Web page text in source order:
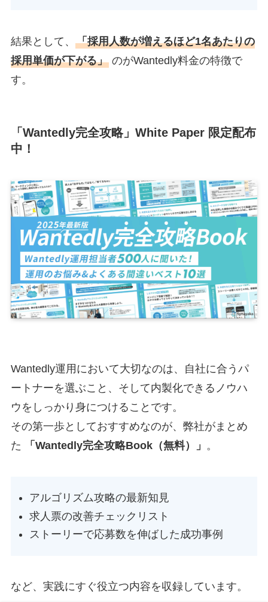
結果として、 「採用人数が増えるほど1名あたりの
採用単価が下がる」のがWantedly料金の特徴で
す。
「Wantedly完全攻略」White Paper 限定配布
中！
Wantedly運用において大切なのは、自社に合うパ
ートナーを選ぶこと、そして内製化できるノウハ
ウをしっかり身につけることです。
その第一歩としておすすめなのが、弊社がまとめ
た
「Wantedly完全攻略Book（無料）」 。
アルゴリズム攻略の最新知見
求人票の改善チェックリスト
ストーリーで応募数を伸ばした成功事例
など、実践にすぐ役立つ内容を収録しています。